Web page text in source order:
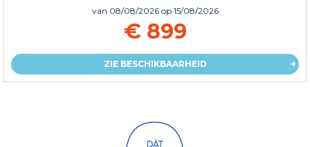
van 08/08/2026 op 15/08/2026
€ 899
ZIE BESCHIKBAARHEID